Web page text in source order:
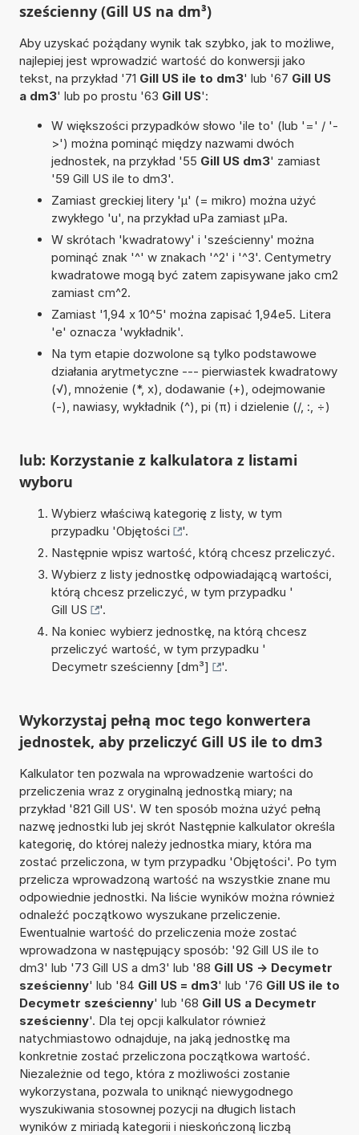
sześcienny (Gill US na dm³)
Aby uzyskać pożądany wynik tak szybko, jak to możliwe,
najlepiej jest wprowadzić wartość do konwersji jako
tekst, na przykład '71 Gill US ile to dm3' lub '67 Gill US
a dm3' lub po prostu '63 Gill US':
W większości przypadków słowo 'ile to' (lub '=' / '-
>') można pominąć między nazwami dwóch
jednostek, na przykład '55 Gill US dm3' zamiast
'59 Gill US ile to dm3'.
Zamiast greckiej litery 'µ' (= mikro) można użyć
zwykłego 'u', na przykład uPa zamiast µPa.
W skrótach 'kwadratowy' i 'sześcienny' można
pominąć znak '^' w znakach '^2' i '^3'. Centymetry
kwadratowe mogą być zatem zapisywane jako cm2
zamiast cm^2.
Zamiast '1,94 x 10^5' można zapisać 1,94e5. Litera
'e' oznacza 'wykładnik'.
Na tym etapie dozwolone są tylko podstawowe
działania arytmetyczne --- pierwiastek kwadratowy
(√), mnożenie (*, x), dodawanie (+), odejmowanie
(-), nawiasy, wykładnik (^), pi (π) i dzielenie (/, :, ÷)
lub: Korzystanie z kalkulatora z listami
wyboru
Wybierz właściwą kategorię z listy, w tym
przypadku 'Objętości
'.
Następnie wpisz wartość, którą chcesz przeliczyć.
Wybierz z listy jednostkę odpowiadającą wartości,
którą chcesz przeliczyć, w tym przypadku '
Gill US
'.
Na koniec wybierz jednostkę, na którą chcesz
przeliczyć wartość, w tym przypadku '
Decymetr sześcienny [dm³]
'.
Wykorzystaj pełną moc tego konwertera
jednostek, aby przeliczyć Gill US ile to dm3
Kalkulator ten pozwala na wprowadzenie wartości do
przeliczenia wraz z oryginalną jednostką miary; na
przykład '821 Gill US'. W ten sposób można użyć pełną
nazwę jednostki lub jej skrót Następnie kalkulator określa
kategorię, do której należy jednostka miary, która ma
zostać przeliczona, w tym przypadku 'Objętości'. Po tym
przelicza wprowadzoną wartość na wszystkie znane mu
odpowiednie jednostki. Na liście wyników można również
odnaleźć początkowo wyszukane przeliczenie.
Ewentualnie wartość do przeliczenia może zostać
wprowadzona w następujący sposób: '92 Gill US ile to
dm3' lub '73 Gill US a dm3' lub '88 Gill US -> Decymetr
sześcienny' lub '84 Gill US = dm3' lub '76 Gill US ile to
Decymetr sześcienny' lub '68 Gill US a Decymetr
sześcienny'. Dla tej opcji kalkulator również
natychmiastowo odnajduje, na jaką jednostkę ma
konkretnie zostać przeliczona początkowa wartość.
Niezależnie od tego, która z możliwości zostanie
wykorzystana, pozwala to uniknąć niewygodnego
wyszukiwania stosownej pozycji na długich listach
wyników z miriadą kategorii i nieskończoną liczbą